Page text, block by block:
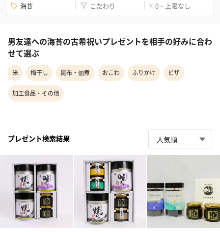
海苔 こだわり ¥ 0 ~ 上限なし
男友達への海苔の古希祝いプレゼントを相手の好みに合わ
せて選ぶ
米 梅干し 昆布・佃煮 おこわ ふりかけ ピザ
加工食品・その他
プレゼント検索結果